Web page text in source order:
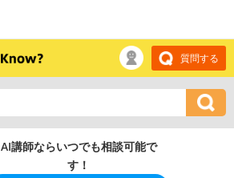
質問する
AI講師ならいつでも相談可能で
す！